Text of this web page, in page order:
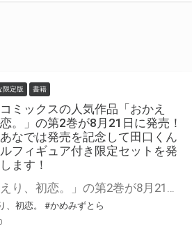
限定版 書籍
ミックスの人気作品「おかえ
。」の第2巻が8月21日に発売！
なでは発売を記念して田口くん
フィギュア付き限定セットを発
ます！
「おかえり、初恋。」の第2巻が8月21日に発売！ とらのあなでは発売を記念して田口くんアクリルフィギュア付き限定セットを発売いたします。 限定セットは数量限定となりますので是非お早めにお求めください！
、初恋。 #かめみずとら